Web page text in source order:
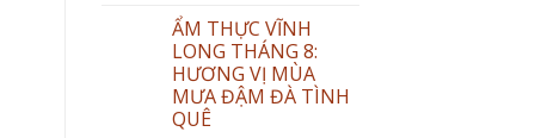
ẨM THỰC VĨNH
LONG THÁNG 8:
HƯƠNG VỊ MÙA
MƯA ĐẬM ĐÀ TÌNH
QUÊ